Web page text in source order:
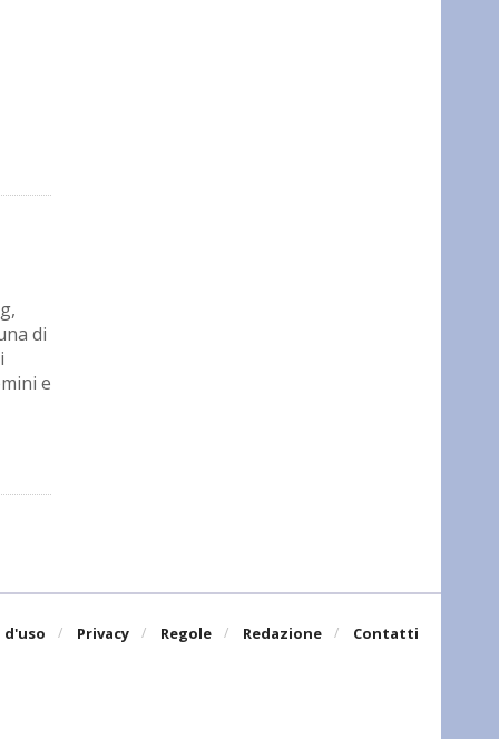
di
e
d'uso Privacy Regole Redazione Contatti